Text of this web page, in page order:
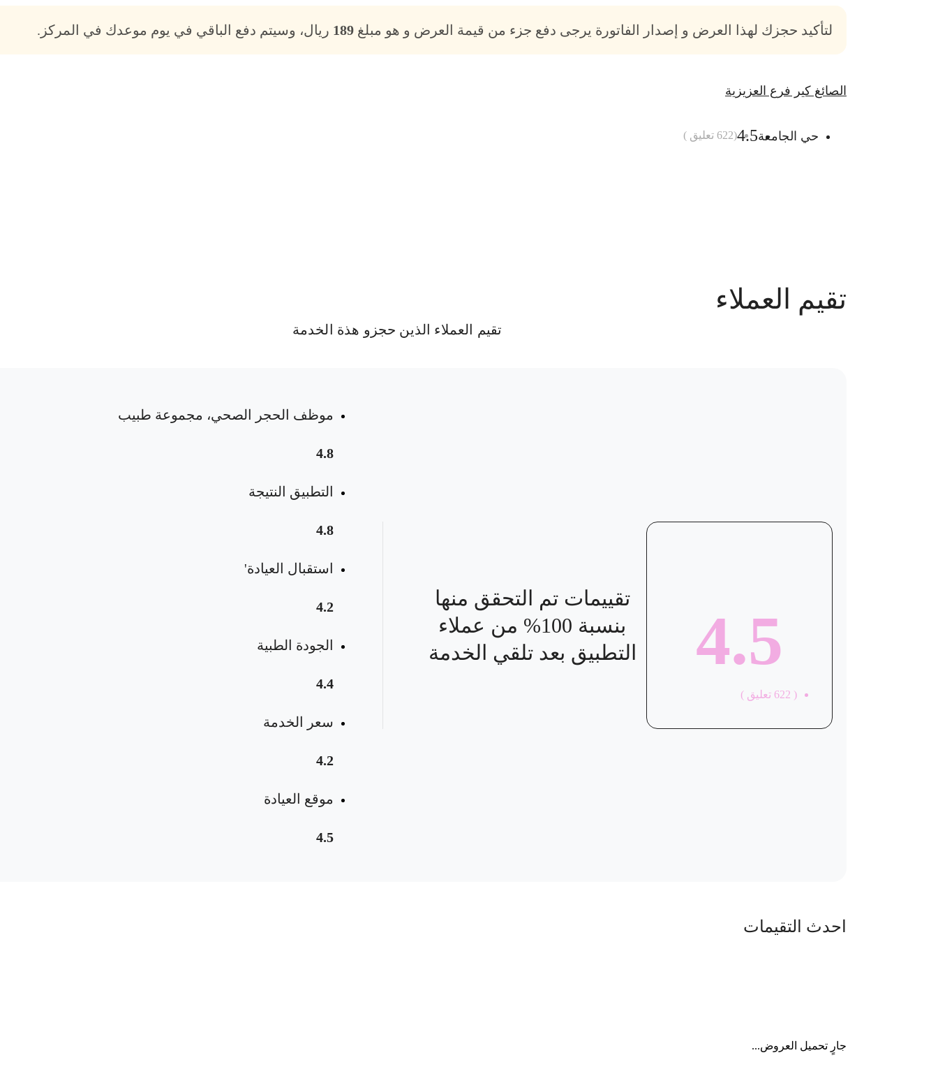
لتأكيد حجزك لهذا العرض و إصدار الفاتورة يرجى دفع جزء من قيمة العرض و هو مبلغ189 ريال، وسيتم دفع الباقي في يوم موعدك في المركز.
الصائغ كير فرع العزيزية
حي الجامعة4.5
(
622 تعليق )
موقع العيادة
تقيم العملاء
تقيم العملاء الذين حجزو هذة الخدمة
4.5
(
622 تعليق )
تقييمات تم التحقق منها
بنسبة 100% من عملاء
التطبيق بعد تلقي الخدمة
موظف الحجر الصحي، مجموعة طبيب
4.8
التطبيق النتيجة
4.8
استقبال العيادة'
4.2
الجودة الطبية
4.4
سعر الخدمة
4.2
موقع العيادة
4.5
احدث التقيمات
جارٍ تحميل العروض...